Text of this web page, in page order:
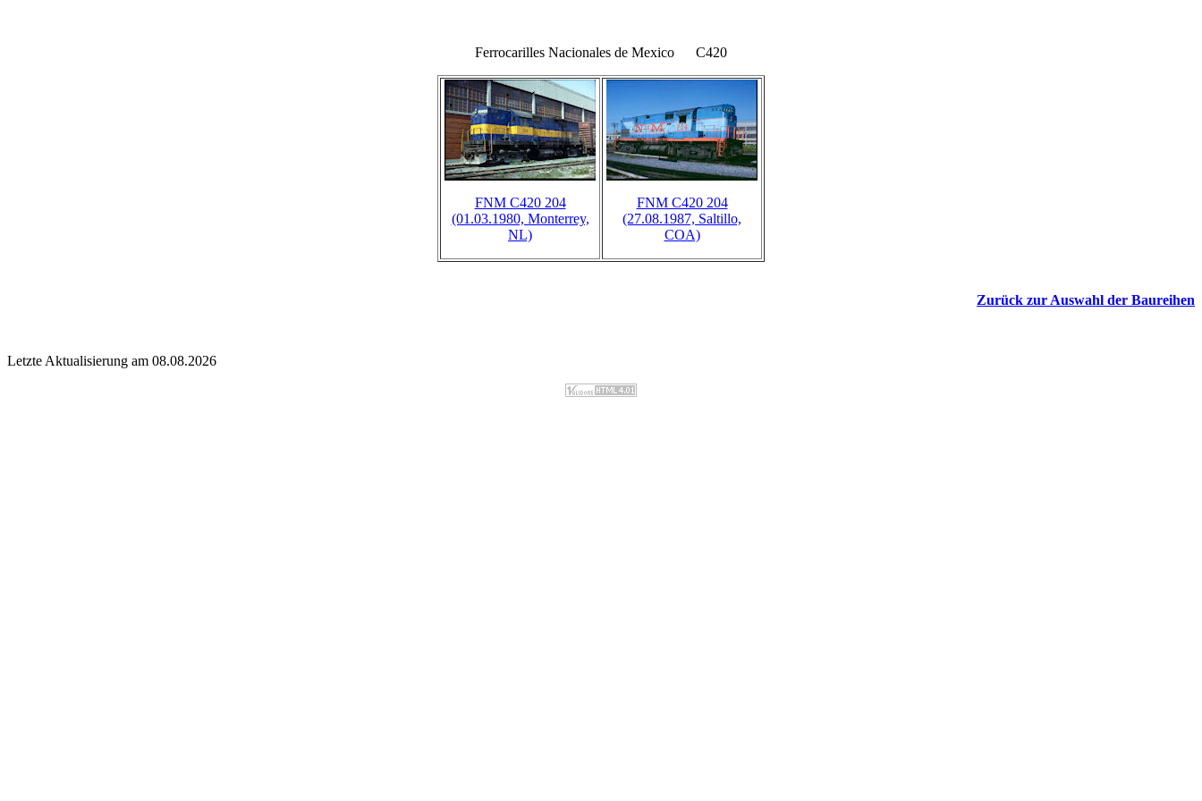
Ferrocarilles Nacionales de Mexico C420
FNM C420 204
(01.03.1980, Monterrey,
NL)
FNM C420 204
(27.08.1987, Saltillo,
COA)
Zurück zur Auswahl der Baureihen
Letzte Aktualisierung am 08.08.2026